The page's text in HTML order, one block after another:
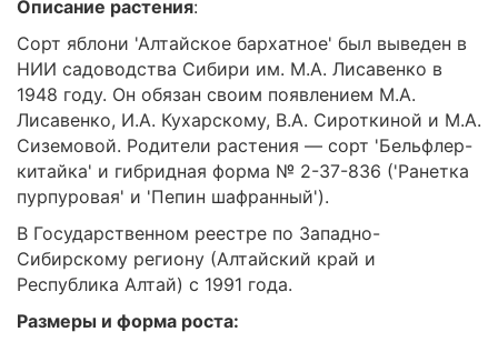
Описание растения:
Сорт яблони 'Алтайское бархатное' был выведен в
НИИ садоводства Сибири им. М.А. Лисавенко в
1948 году. Он обязан своим появлением М.А.
Лисавенко, И.А. Кухарскому, В.А. Сироткиной и М.А.
Сиземовой. Родители растения — сорт 'Бельфлер-
китайка' и гибридная форма № 2-37-836 ('Ранетка
пурпуровая' и 'Пепин шафранный').
В Государственном реестре по Западно-
Сибирскому региону (Алтайский край и
Республика Алтай) с 1991 года.
Размеры и форма роста: